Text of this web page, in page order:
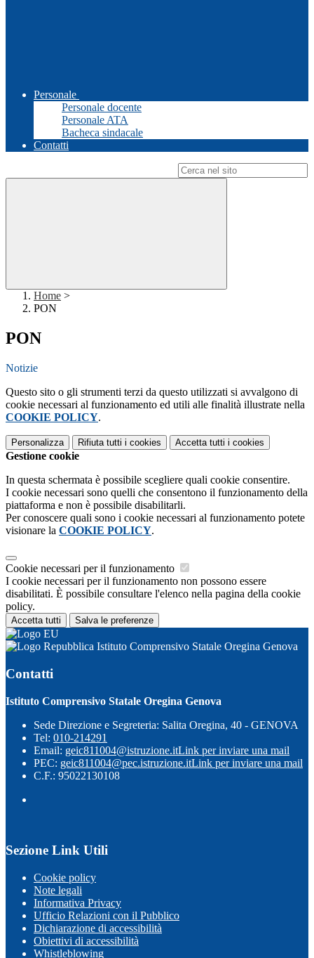
Personale
Personale docente
Personale ATA
Bacheca sindacale
Contatti
Home >
PON
PON
Notizie
Questo sito o gli strumenti terzi da questo utilizzati si avvalgono di
cookie necessari al funzionamento ed utili alle finalità illustrate nella
COOKIE POLICY.
Personalizza Rifiuta tutti i cookies Accetta tutti i cookies
Gestione cookie
In questa schermata è possibile scegliere quali cookie consentire.
I cookie necessari sono quelli che consentono il funzionamento della
piattaforma e non è possibile disabilitarli.
Per conoscere quali sono i cookie necessari al funzionamento potete
visionare la COOKIE POLICY.
Cookie necessari per il funzionamento
I cookie necessari per il funzionamento non possono essere
disabilitati. È possibile consultare l'elenco nella pagina della cookie
policy.
Accetta tutti Salva le preferenze
Istituto Comprensivo Statale Oregina Genova
Contatti
Istituto Comprensivo Statale Oregina Genova
Sede Direzione e Segreteria: Salita Oregina, 40 - GENOVA
Tel: 010-214291
Email: geic811004@istruzione.itLink per inviare una mail
PEC: geic811004@pec.istruzione.itLink per inviare una mail
C.F.: 95022130108
Sezione Link Utili
Cookie policy
Note legali
Informativa Privacy
Ufficio Relazioni con il Pubblico
Dichiarazione di accessibilità
Obiettivi di accessibilità
Whistleblowing